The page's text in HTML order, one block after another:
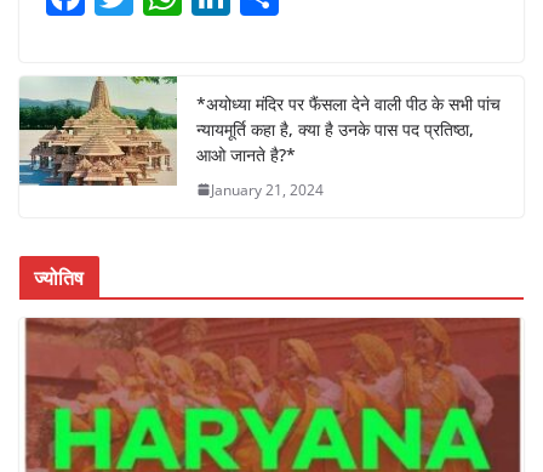
c
e
b
o
k
itt
er s
A
p
e
dI
n
e
*अयोध्या मंदिर पर फैंसला देने वाली पीठ के सभी पांच
न्यायमूर्ति कहा है, क्या है उनके पास पद प्रतिष्ठा,
आओ जानते है?*
January 21, 2024
ज्योतिष